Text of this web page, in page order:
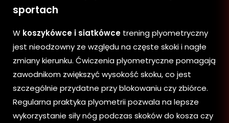
sportach
W koszykówce i siatkówce trening plyometryczny
jest nieodzowny ze względu na częste skoki i nagłe
zmiany kierunku. Ćwiczenia plyometryczne pomagają
zawodnikom zwiększyć wysokość skoku, co jest
szczególnie przydatne przy blokowaniu czy zbiórce.
Regularna praktyka plyometrii pozwala na lepsze
wykorzystanie siły nóg podczas skoków do kosza czy